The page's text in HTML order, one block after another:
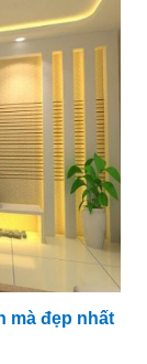
mà đẹp nhất